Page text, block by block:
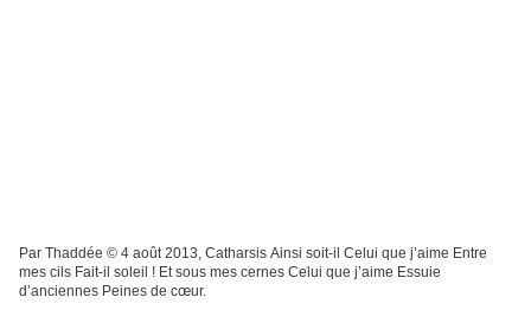
Par Thaddée © 4 août 2013, Catharsis Ainsi soit-il Celui que j’aime Entre
mes cils Fait-il soleil ! Et sous mes cernes Celui que j’aime Essuie
d’anciennes Peines de cœur.